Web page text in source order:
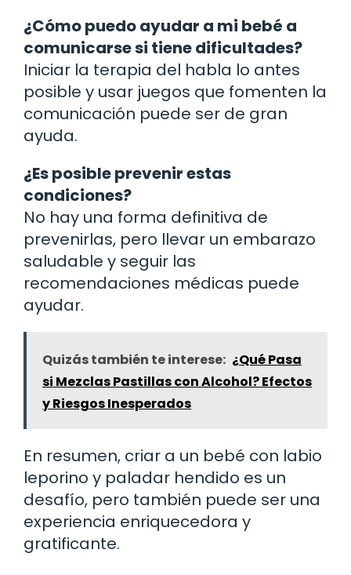
¿Cómo puedo ayudar a mi bebé a
comunicarse si tiene dificultades?
Iniciar la terapia del habla lo antes
posible y usar juegos que fomenten la
comunicación puede ser de gran
ayuda.
¿Es posible prevenir estas
condiciones?
No hay una forma definitiva de
prevenirlas, pero llevar un embarazo
saludable y seguir las
recomendaciones médicas puede
ayudar.
Quizás también te interese: ¿Qué Pasa
si Mezclas Pastillas con Alcohol? Efectos
y Riesgos Inesperados
En resumen, criar a un bebé con labio
leporino y paladar hendido es un
desafío, pero también puede ser una
experiencia enriquecedora y
gratificante.